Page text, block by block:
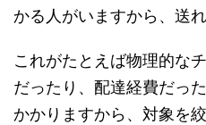
かる人がいますから、送
これがたとえば物理的な
だったり、配達経費だっ
かかりますから、対象を